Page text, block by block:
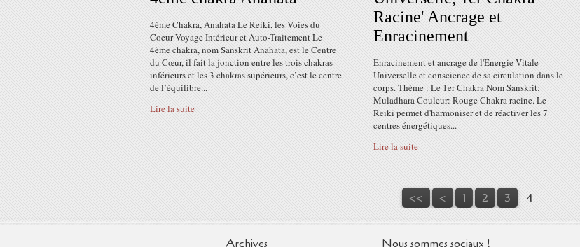
4ème Chakra, Anahata Le Reiki, les Voies du
Coeur Voyage Intérieur et Auto-Traitement Le
4ème chakra, nom Sanskrit Anahata, est le Centre
du Cœur, il fait la jonction entre les trois chakras
inférieurs et les 3 chakras supérieurs, c’est le centre
de l’équilibre...
Lire la suite
Racine' Ancrage et
Enracinement
Enracinement et ancrage de l'Energie Vitale
Universelle et conscience de sa circulation dans le
corps. Thème : Le 1er Chakra Nom Sanskrit:
Muladhara Couleur: Rouge Chakra racine. Le
Reiki permet d'harmoniser et de réactiver les 7
centres énergétiques...
Lire la suite
<< < 1 2 3 4
Archives Nous sommes sociaux !